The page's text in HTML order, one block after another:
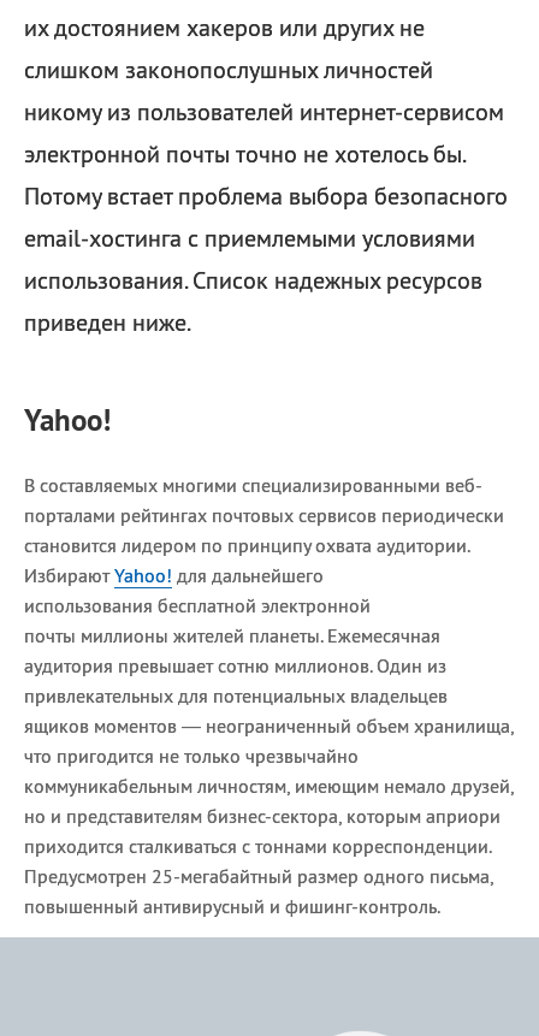
их достоянием хакеров или других не
слишком законопослушных личностей
никому из пользователей интернет-сервисом
электронной почты точно не хотелось бы.
Потому встает проблема выбора безопасного
email-хостинга с приемлемыми условиями
использования. Список надежных ресурсов
приведен ниже.
Yahoo!
В составляемых многими специализированными веб-
порталами рейтингах почтовых сервисов периодически
становится лидером по принципу охвата аудитории.
ИзбираютYahoo! для дальнейшего
использования бесплатной электронной
почты миллионы жителей планеты. Ежемесячная
аудитория превышает сотню миллионов. Один из
привлекательных для потенциальных владельцев
ящиков моментов — неограниченный объем хранилища,
что пригодится не только чрезвычайно
коммуникабельным личностям, имеющим немало друзей,
но и представителям бизнес-сектора, которым априори
приходится сталкиваться с тоннами корреспонденции.
Предусмотрен 25-мегабайтный размер одного письма,
повышенный антивирусный и фишинг-контроль.